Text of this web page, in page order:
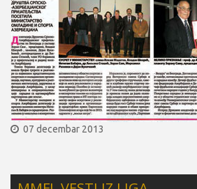
Zaboravili ste lozinku?
07 decembar 2013